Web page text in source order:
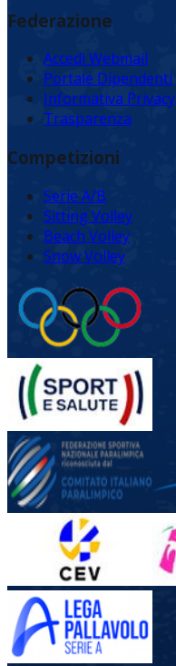
Federazione
Accedi Webmail
Portale Dipendenti
Informativa Privacy
Trasparenza
Competizioni
Serie A/B
Sitting Volley
Beach Volley
Snow Volley